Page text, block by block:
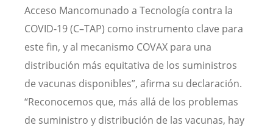
Acceso Mancomunado a Tecnología contra la
COVID-19 (C–TAP) como instrumento clave para
este fin, y al mecanismo COVAX para una
distribución más equitativa de los suministros
de vacunas disponibles”, afirma su declaración.
“Reconocemos que, más allá de los problemas
de suministro y distribución de las vacunas, hay